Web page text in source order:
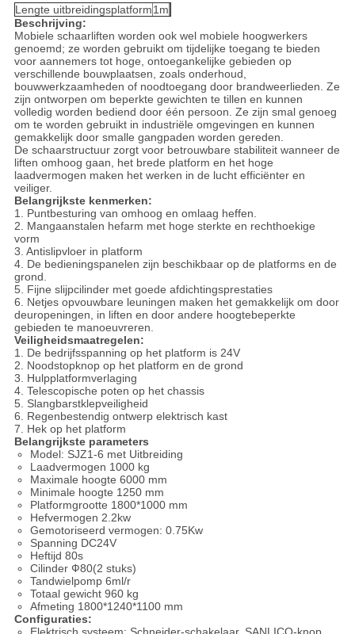
Lengte uitbreidingsplatform1m
Beschrijving:
Mobiele schaarliften worden ook wel mobiele hoogwerkers
genoemd; ze worden gebruikt om tijdelijke toegang te bieden
voor aannemers tot hoge, ontoegankelijke gebieden op
verschillende bouwplaatsen, zoals onderhoud,
bouwwerkzaamheden of noodtoegang door brandweerlieden. Ze
zijn ontworpen om beperkte gewichten te tillen en kunnen
volledig worden bediend door één persoon. Ze zijn smal genoeg
om te worden gebruikt in industriële omgevingen en kunnen
gemakkelijk door smalle gangpaden worden gereden.
De schaarstructuur zorgt voor betrouwbare stabiliteit wanneer de
liften omhoog gaan, het brede platform en het hoge
laadvermogen maken het werken in de lucht efficiënter en
veiliger.
Belangrijkste kenmerken:
1. Puntbesturing van omhoog en omlaag heffen.
2. Mangaanstalen hefarm met hoge sterkte en rechthoekige
vorm
3. Antislipvloer in platform
4. De bedieningspanelen zijn beschikbaar op de platforms en de
grond.
5. Fijne slijpcilinder met goede afdichtingsprestaties
6. Netjes opvouwbare leuningen maken het gemakkelijk om door
deuropeningen, in liften en door andere hoogtebeperkte
gebieden te manoeuvreren.
Veiligheidsmaatregelen:
1. De bedrijfsspanning op het platform is 24V
2. Noodstopknop op het platform en de grond
3. Hulpplatformverlaging
4. Telescopische poten op het chassis
5. Slangbarstklepveiligheid
6. Regenbestendig ontwerp elektrisch kast
7. Hek op het platform
Belangrijkste parameters
Model: SJZ1-6 met Uitbreiding
Laadvermogen 1000 kg
Maximale hoogte 6000 mm
Minimale hoogte 1250 mm
Platformgrootte 1800*1000 mm
Hefvermogen 2.2kw
Gemotoriseerd vermogen: 0.75Kw
Spanning DC24V
Heftijd 80s
Cilinder Ф80(2 stuks)
Tandwielpomp 6ml/r
Totaal gewicht 960 kg
Afmeting 1800*1240*1100 mm
Configuraties: